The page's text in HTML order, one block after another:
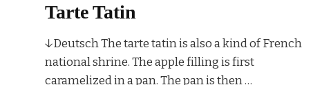
Tarte Tatin
↓Deutsch The tarte tatin is also a kind of French
national shrine. The apple filling is first
caramelized in a pan. The pan is then …